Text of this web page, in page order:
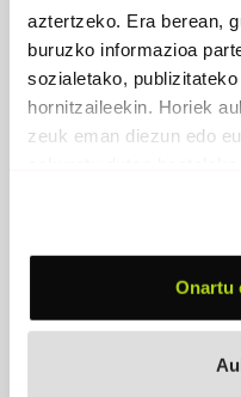
aztertzeko. Era berean,
buruzko informazioa
sozialetako,
hornitzaileekin. Horiek
zeuk eman diezun edo
Onartu
SEHASKA